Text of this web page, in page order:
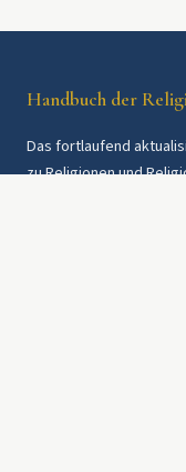
Handbuch der
Das fortlaufend
zu Religionen und